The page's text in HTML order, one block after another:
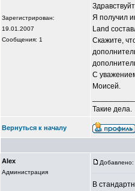
Зарегистрирован:
19.01.2007
Сообщения: 1
Я получил
Land
Скажите,
С
Моисей.
Такие дела.
Вернуться к началу
Alex
Администрация
В